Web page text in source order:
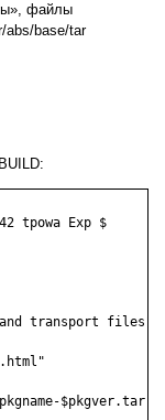
файлы
abs/base/tar
tpowa Exp $
transport files"